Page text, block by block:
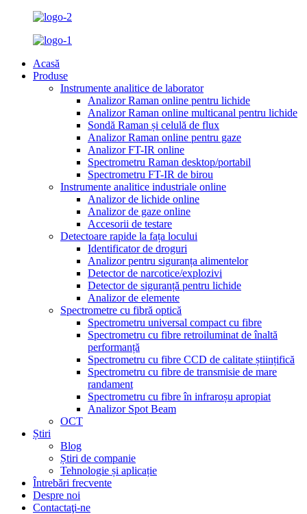
Acasă
Produse
Instrumente analitice de laborator
Analizor Raman online pentru lichide
Analizor Raman online multicanal pentru lichide
Sondă Raman și celulă de flux
Analizor Raman online pentru gaze
Analizor FT-IR online
Spectrometru Raman desktop/portabil
Spectrometru FT-IR de birou
Instrumente analitice industriale online
Analizor de lichide online
Analizor de gaze online
Accesorii de testare
Detectoare rapide la fața locului
Identificator de droguri
Analizor pentru siguranța alimentelor
Detector de narcotice/explozivi
Detector de siguranță pentru lichide
Analizor de elemente
Spectrometre cu fibră optică
Spectrometru universal compact cu fibre
Spectrometru cu fibre retroiluminat de înaltă
performanță
Spectrometru cu fibre CCD de calitate științifică
Spectrometru cu fibre de transmisie de mare
randament
Spectrometru cu fibre în infraroșu apropiat
Analizor Spot Beam
OCT
Știri
Blog
Știri de companie
Tehnologie și aplicație
Întrebări frecvente
Despre noi
Contactaţi-ne